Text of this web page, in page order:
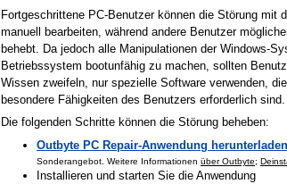
Fortgeschrittene PC-Benutzer können die Störung mit
manuell bearbeiten, während andere Benutzer
behebt. Da jedoch alle Manipulationen der Windows-
Betriebssystem bootunfähig zu machen, sollten
Wissen zweifeln, nur spezielle Software verwenden,
besondere Fähigkeiten des Benutzers erforderlich sind.
Die folgenden Schritte können die Störung beheben:
Outbyte PC Repair-Anwendung herunterladen
Sonderangebot. Weitere Informationen über Outbyte;
Installieren und starten Sie die Anwendung